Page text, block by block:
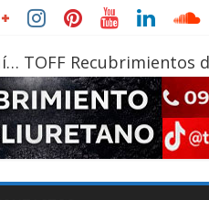
TOFF Recubrimientos